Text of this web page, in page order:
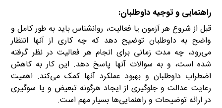
راهنمایی و توجیه داوطلبان:
قبل از شروع هر آزمون یا فعالیت، روانشناس باید به طور کامل و
واضح به داوطلبان توضیح دهد که چه کاری از آنها انتظار
می‌رود، چه مدت زمانی برای انجام هر فعالیت در نظر گرفته
شده است، و به سوالات آنها پاسخ دهد. این کار به کاهش
اضطراب داوطلبان و بهبود عملکرد آنها کمک می‌کند. اهمیت
رعایت عدالت و جلوگیری از ایجاد هرگونه تبعیض و یا سوگیری
در ارائه توضیحات و راهنمایی‌ها بسیار مهم است.